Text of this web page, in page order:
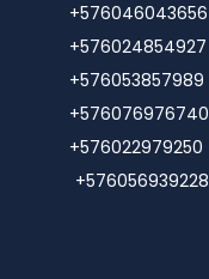
+576046043656
+576024854927
+576053857989
+576076976740
+576022979250
+576056939228